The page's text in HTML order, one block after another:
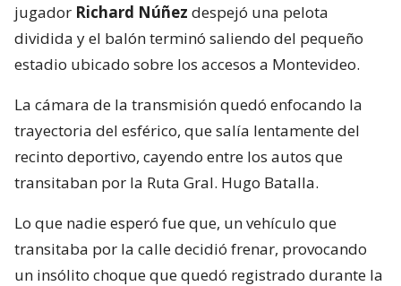
jugador Richard Núñez despejó una pelota
dividida y el balón terminó saliendo del pequeño
estadio ubicado sobre los accesos a Montevideo.
La cámara de la transmisión quedó enfocando la
trayectoria del esférico, que salía lentamente del
recinto deportivo, cayendo entre los autos que
transitaban por la Ruta Gral. Hugo Batalla.
Lo que nadie esperó fue que, un vehículo que
transitaba por la calle decidió frenar, provocando
un insólito choque que quedó registrado durante la